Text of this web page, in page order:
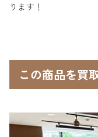
ります！
この商品を買